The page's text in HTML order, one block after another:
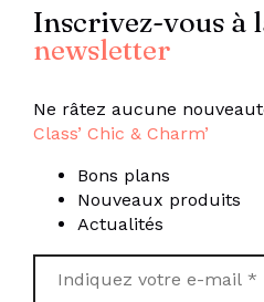
Inscrivez-vous à
newsletter
Ne râtez aucune
Class’ Chic & Charm’
Bons plans
Nouveaux produits
Actualités